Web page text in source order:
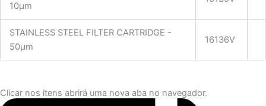
10µm
STAINLESS STEEL FILTER CARTRIDGE -
50µm
16136V
Clicar nos itens abrirá uma nova aba no navegador.